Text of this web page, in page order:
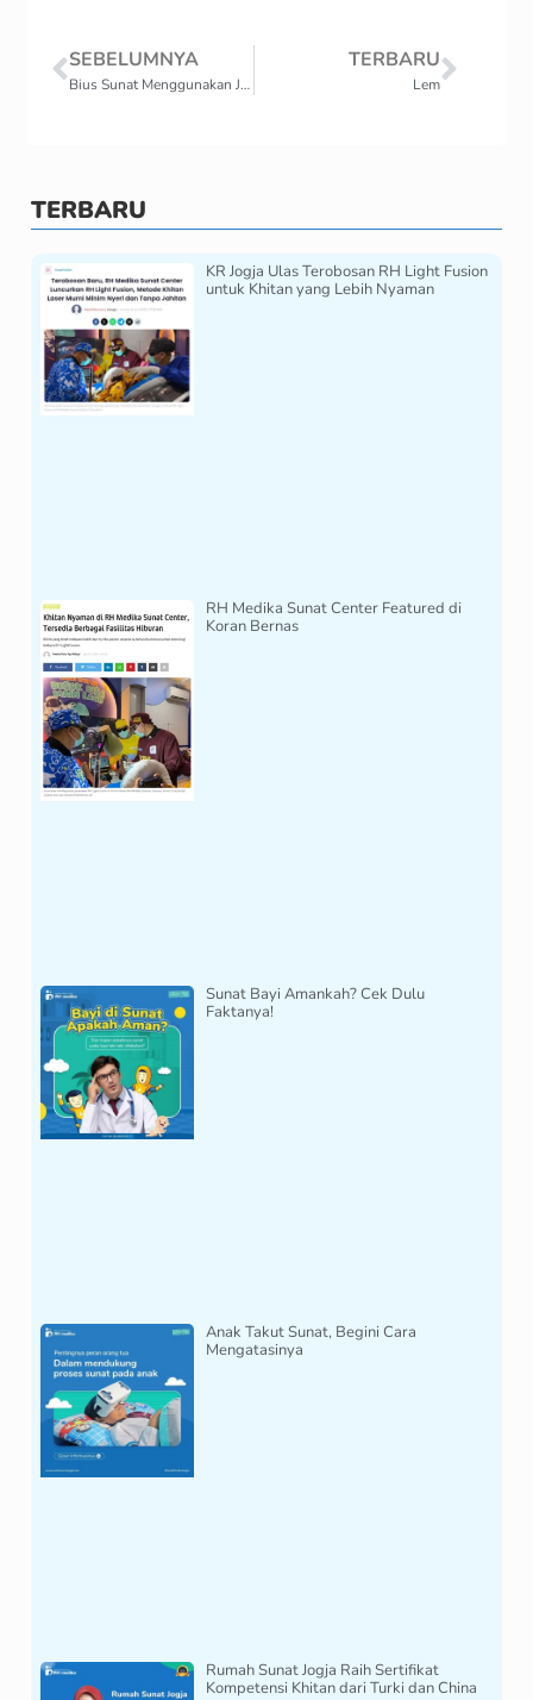
SEBELUMNYA
Bius Sunat Menggunakan Jarum Unyil: Solusi Khitan Minim Sakit
TERBARU
Lem
TERBARU
KR Jogja Ulas Terobosan RH Light Fusion
untuk Khitan yang Lebih Nyaman
RH Medika Sunat Center Featured di
Koran Bernas
Sunat Bayi Amankah? Cek Dulu
Faktanya!
Anak Takut Sunat, Begini Cara
Mengatasinya
Rumah Sunat Jogja Raih Sertifikat
Kompetensi Khitan dari Turki dan China